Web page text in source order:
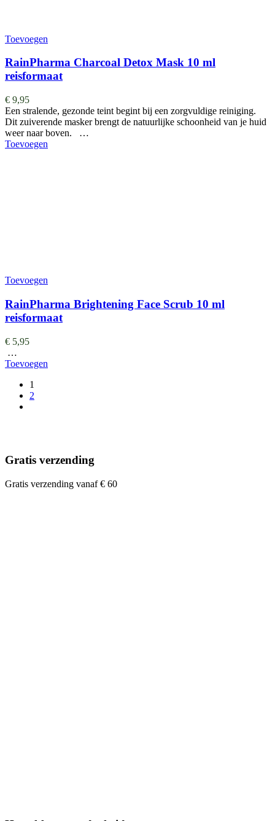
Toevoegen
RainPharma Charcoal Detox Mask 10 ml
reisformaat
€ 9,95
Een stralende, gezonde teint begint bij een zorgvuldige reiniging.
Dit zuiverende masker brengt de natuurlijke schoonheid van je huid
weer naar boven. …
Toevoegen
Toevoegen
RainPharma Brightening Face Scrub 10 ml
reisformaat
€ 5,95
…
Toevoegen
1
2
Gratis verzending
Gratis verzending vanaf € 60